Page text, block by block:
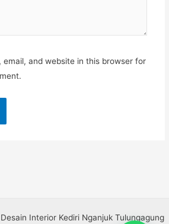
email, and website in this browser for
Interior Kediri Nganjuk Tulungagung